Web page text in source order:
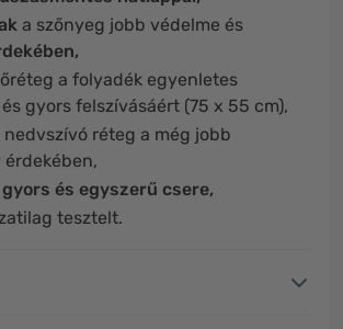
a szőnyeg jobb védelme és
a folyadék egyenletes
gyors felszívásáért (75 x 55 cm),
nedvszívó réteg a még jobb
gyors és egyszerű csere,
tesztelt.